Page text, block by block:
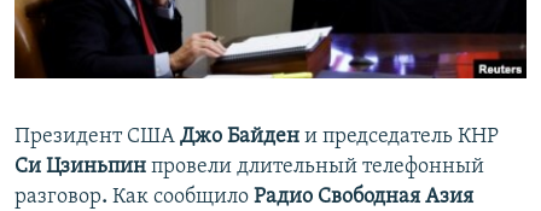
ПОБЕДИТЕЛЕЙ НЕ СУДЯТ?
КРЫМ.НЕПОКОРЕННЫЙ
УКРАИНСКАЯ ПРОБЛЕМА КРЫМА
ПРИСОЕДИНЯЙТЕСЬ!
Все сайты RFE/RL
Президент США Джо Байден и председатель КНР
Си Цзиньпин провели длительный телефонный
разговор. Как сообщило Радио Свободная Азия